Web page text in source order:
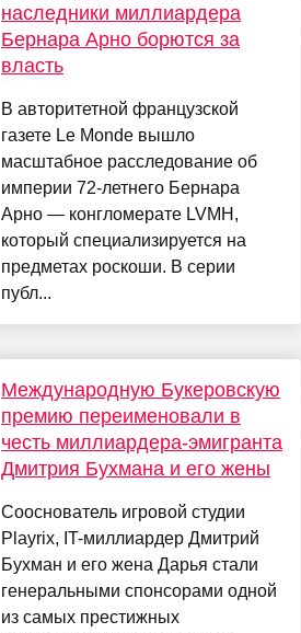
наследники миллиардера
Бернара Арно борются за
власть
В авторитетной французской
газете Le Monde вышло
масштабное расследование об
империи 72-летнего Бернара
Арно — конгломерате LVMH,
который специализируется на
предметах роскоши. В серии
публ...
Международную Букеровскую
премию переименовали в
честь миллиардера-эмигранта
Дмитрия Бухмана и его жены
Сооснователь игровой студии
Playrix, IT-миллиардер Дмитрий
Бухман и его жена Дарья стали
генеральными спонсорами одной
из самых престижных